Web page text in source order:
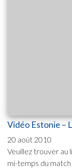
Vidéo Estonie –
20 août 2010
Veuillez trouver au
mi-temps du